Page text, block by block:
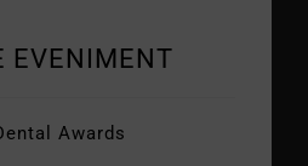
EVENIMENT
Awards